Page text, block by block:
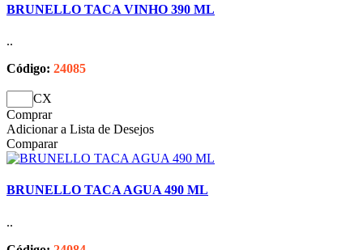
BRUNELLO TACA VINHO 390 ML
..
Código: 24085
CX
Comprar
Adicionar a Lista de Desejos
Comparar
BRUNELLO TACA AGUA 490 ML
..